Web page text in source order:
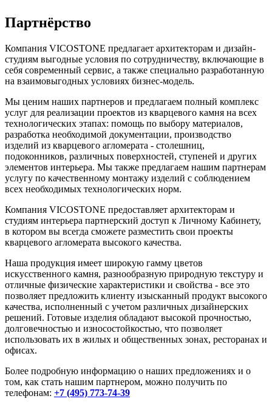
Партнёрство
Компания VICOSTONE предлагает архитекторам и дизайн-
студиям выгодные условия по сотрудничеству, включающие в
себя современный сервис, а также специально разработанную
на взаимовыгодных условиях бизнес-модель.
Мы ценим наших партнеров и предлагаем полный комплекс
услуг для реализации проектов из кварцевого камня на всех
технологических этапах: помощь по выбору материалов,
разработка необходимой документации, производство
изделий из кварцевого агломерата - столешниц,
подоконников, различных поверхностей, ступеней и других
элементов интерьера. Мы также предлагаем нашим партнерам
услугу по качественному монтажу изделий с соблюдением
всех необходимых технологических норм.
Компания VICOSTONE предоставляет архитекторам и
студиям интерьера партнерский доступ к Личному Кабинету,
в котором вы всегда сможете разместить свои проекты
кварцевого агломерата высокого качества.
Наша продукция имеет широкую гамму цветов
искусственного камня, разнообразную природную текстуру и
отличные физические характеристики и свойства - все это
позволяет предложить клиенту изысканный продукт высокого
качества, исполненный с учетом различных дизайнерских
решений. Готовые изделия обладают высокой прочностью,
долговечностью и износостойкостью, что позволяет
использовать их в жилых и общественных зонах, ресторанах и
офисах.
Более подробную информацию о наших предложениях и о
том, как стать нашим партнером, можно получить по
телефонам: +7 (495) 773-74-39